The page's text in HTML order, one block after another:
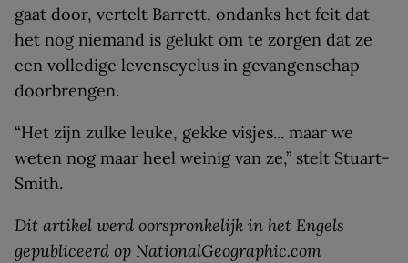
gaat door, vertelt Barrett, ondanks het feit dat
het nog niemand is gelukt om te zorgen dat ze
een volledige levenscyclus in gevangenschap
doorbrengen.
“Het zijn zulke leuke, gekke visjes... maar we
weten nog maar heel weinig van ze,” stelt Stuart-
Smith.
Dit artikel werd oorspronkelijk in het Engels
gepubliceerd op NationalGeographic.com